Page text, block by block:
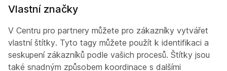
Vlastní značky
V Centru pro partnery můžete pro zákazníky vytvářet
vlastní štítky. Tyto tagy můžete použít k identifikaci a
seskupení zákazníků podle vašich procesů. Štítky jsou
také snadným způsobem koordinace s dalšími